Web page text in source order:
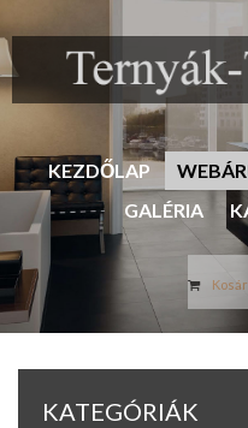
KEZDŐLAP
GALÉRIA
KATEGÓRIÁK